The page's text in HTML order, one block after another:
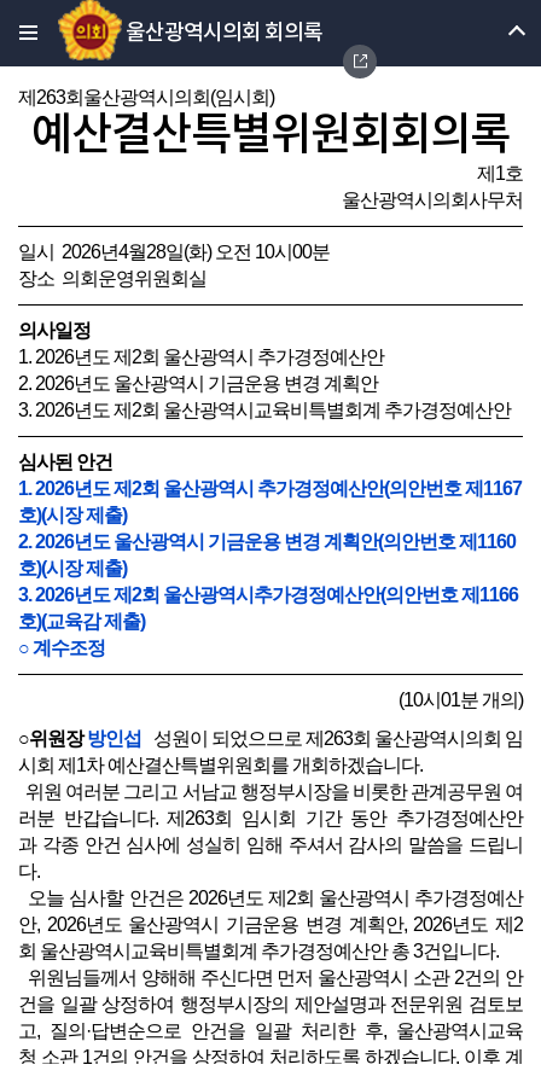
울산광역시의회 회의록
제263회울산광역시의회(임시회)
예산결산특별위원회회의록
제1호
울산광역시의회사무처
일시 2026년4월28일(화) 오전 10시00분
장소 의회운영위원회실
의사일정
1. 2026년도 제2회 울산광역시 추가경정예산안
2. 2026년도 울산광역시 기금운용 변경 계획안
3. 2026년도 제2회 울산광역시교육비특별회계 추가경정예산안
심사된 안건
1. 2026년도 제2회 울산광역시 추가경정예산안(의안번호 제1167
호)(시장 제출)
2. 2026년도 울산광역시 기금운용 변경 계획안(의안번호 제1160
호)(시장 제출)
3. 2026년도 제2회 울산광역시추가경정예산안(의안번호 제1166
호)(교육감 제출)
○ 계수조정
(10시01분 개의)
○위원장방인섭
성원이 되었으므로 제263회 울산광역시의회 임
시회 제1차 예산결산특별위원회를 개회하겠습니다.
위원 여러분 그리고 서남교 행정부시장을 비롯한 관계공무원 여
러분 반갑습니다. 제263회 임시회 기간 동안 추가경정예산안
과 각종 안건 심사에 성실히 임해 주셔서 감사의 말씀을 드립니
다.
오늘 심사할 안건은 2026년도 제2회 울산광역시 추가경정예산
안, 2026년도 울산광역시 기금운용 변경 계획안, 2026년도 제2
회 울산광역시교육비특별회계 추가경정예산안 총 3건입니다.
위원님들께서 양해해 주신다면 먼저 울산광역시 소관 2건의 안
건을 일괄 상정하여 행정부시장의 제안설명과 전문위원 검토보
고, 질의·답변순으로 안건을 일괄 처리한 후, 울산광역시교육
청 소관 1건의 안건을 상정하여 처리하도록 하겠습니다. 이후 계